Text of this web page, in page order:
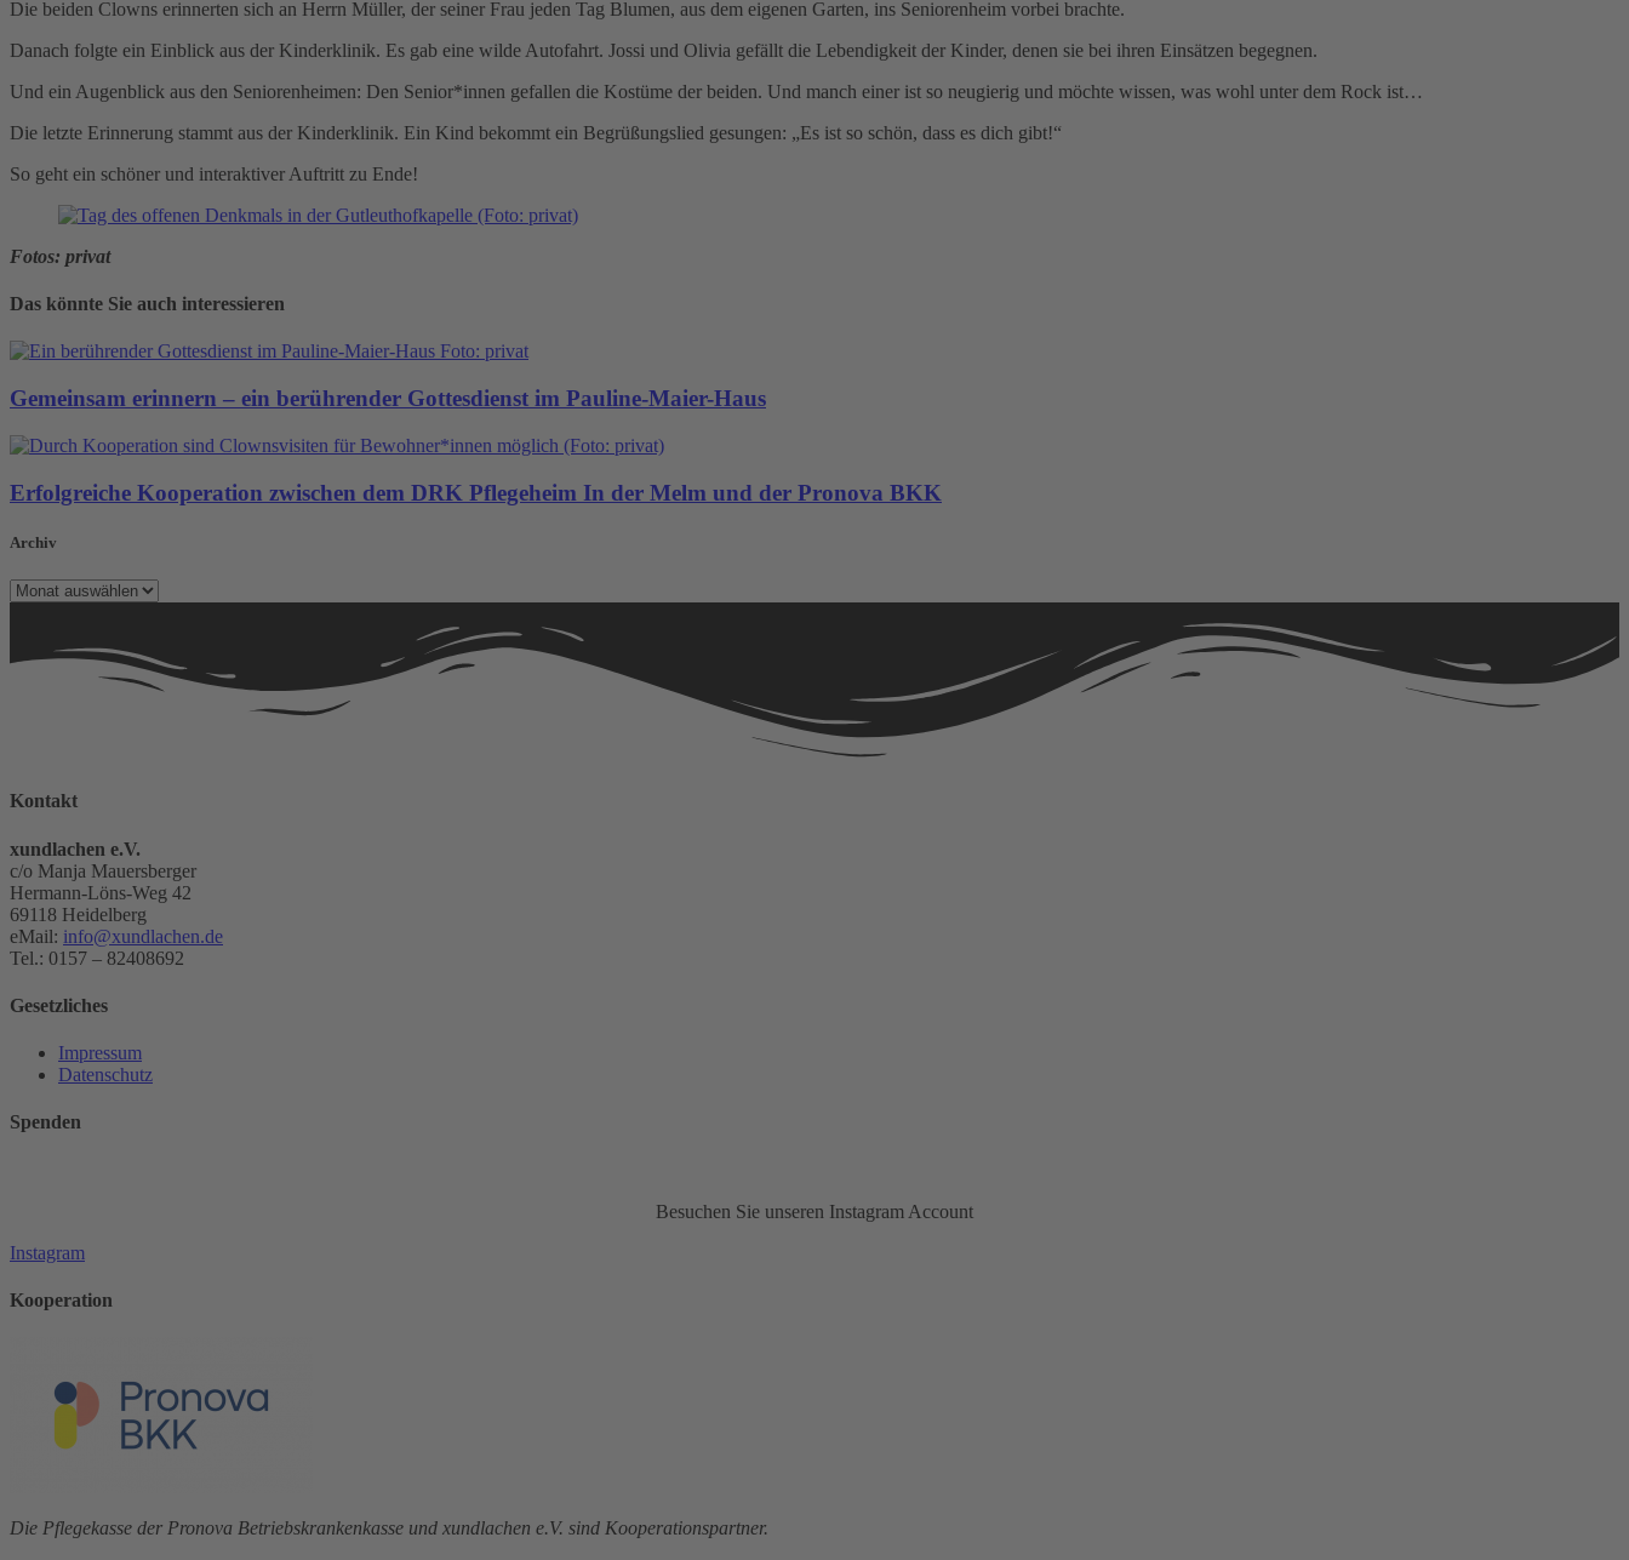
Die beiden Clowns erinnerten sich an Herrn Müller, der seiner Frau jeden Tag Blumen, aus dem eigenen Garten, ins Seniorenheim vorbei brachte.
Danach folgte ein Einblick aus der Kinderklinik. Es gab eine wilde Autofahrt. Jossi und Olivia gefällt die Lebendigkeit der Kinder, denen sie bei ihren Einsätzen begegnen.
Und ein Augenblick aus den Seniorenheimen: Den Senior*innen gefallen die Kostüme der beiden. Und manch einer ist so neugierig und möchte wissen, was wohl unter dem Rock ist…
Die letzte Erinnerung stammt aus der Kinderklinik. Ein Kind bekommt ein Begrüßungslied gesungen: „Es ist so schön, dass es dich gibt!“
So geht ein schöner und interaktiver Auftritt zu Ende!
Fotos: privat
Das könnte Sie auch interessieren
Gemeinsam erinnern – ein berührender Gottesdienst im Pauline-Maier-Haus
Erfolgreiche Kooperation zwischen dem DRK Pflegeheim In der Melm und der Pronova BKK
Archiv
Archiv
Kontakt
xundlachen e.V.
c/o Manja Mauersberger
Hermann-Löns-Weg 42
69118 Heidelberg
eMail: info@xundlachen.de
Tel.: 0157 – 82408692
Gesetzliches
Impressum
Datenschutz
Spenden
Besuchen Sie unseren Instagram Account
Instagram
Kooperation
Die Pflegekasse der Pronova Betriebskrankenkasse und xundlachen e.V. sind Kooperationspartner.